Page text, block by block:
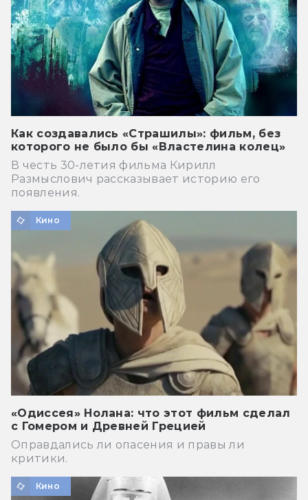
Как создавались «Страшилы»: фильм, без
которого не было бы «Властелина колец»
В честь 30-летия фильма Кирилл
Размыслович рассказывает историю его
появления.
Кино
«Одиссея» Нолана: что этот фильм сделал
с Гомером и Древней Грецией
Оправдались ли опасения и правы ли
критики.
Кино